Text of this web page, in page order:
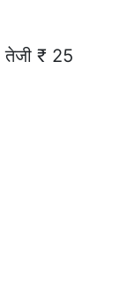
तेजी ₹ 25